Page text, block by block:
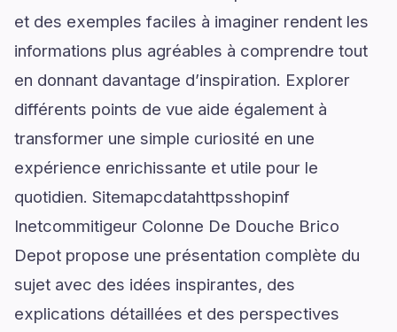
et des exemples faciles à imaginer rendent les
informations plus agréables à comprendre tout
en donnant davantage d’inspiration. Explorer
différents points de vue aide également à
transformer une simple curiosité en une
expérience enrichissante et utile pour le
quotidien. Sitemapcdatahttpsshopinf
Inetcommitigeur Colonne De Douche Brico
Depot propose une présentation complète du
sujet avec des idées inspirantes, des
explications détaillées et des perspectives